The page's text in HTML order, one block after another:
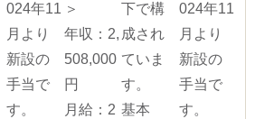
024年11
月より
新設の
手当で
す。
＞
年収：2,
508,000
円
月給：2
下で構
成され
ていま
す。
基本
024年11
月より
新設の
手当で
す。